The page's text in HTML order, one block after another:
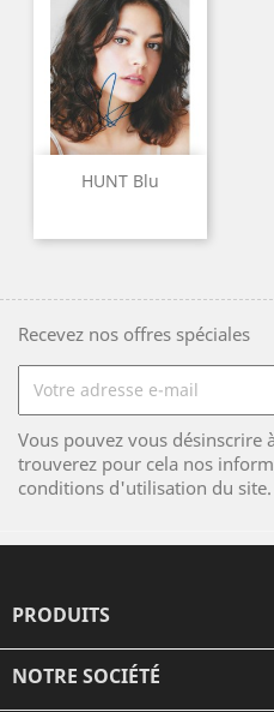
HUNT Blu
Recevez nos offres spéciales
Vous pouvez vous désinscrire
trouverez pour cela nos
conditions d'utilisation du site.
PRODUITS
NOTRE SOCIÉTÉ